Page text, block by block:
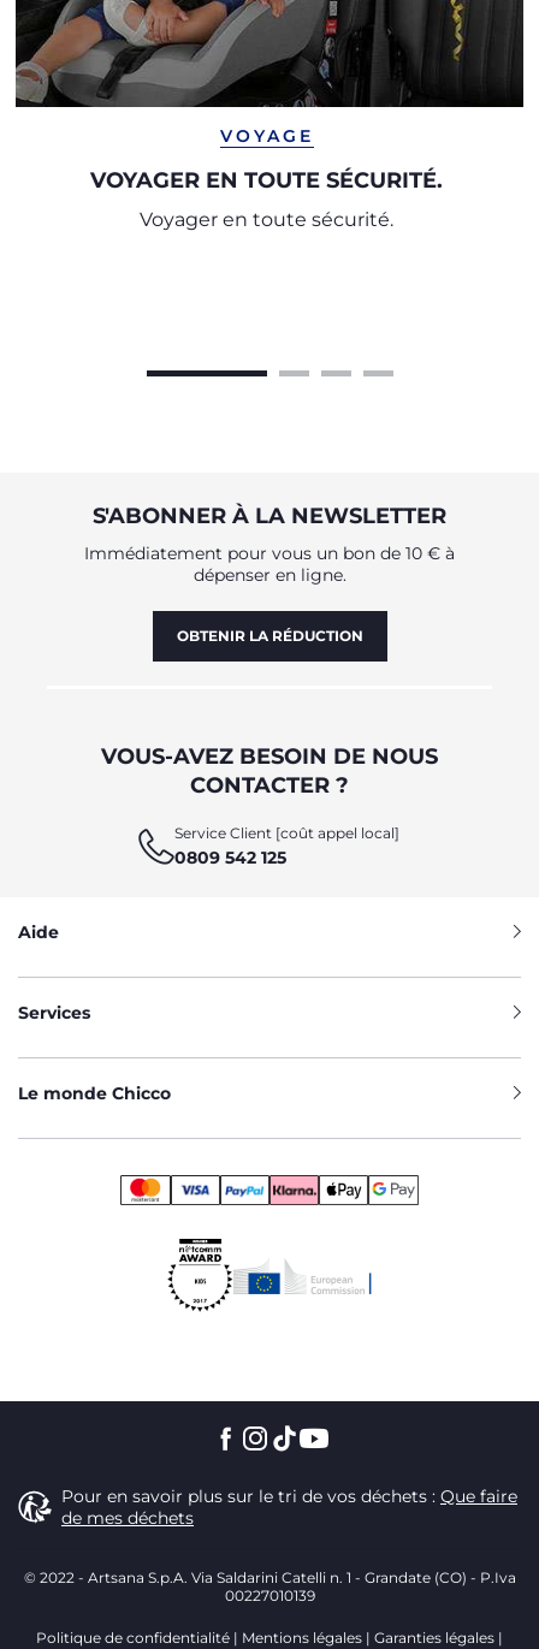
VOYAGE
VOYAGER EN TOUTE SÉCURITÉ.
Voyager en toute sécurité.
S'ABONNER À LA NEWSLETTER
Immédiatement pour vous un bon de 10 € à
dépenser en ligne.
OBTENIR LA RÉDUCTION
VOUS-AVEZ BESOIN DE NOUS
CONTACTER ?
Service Client [coût appel local]
0809 542 125
Aide
Services
Le monde Chicco
Pour en savoir plus sur le tri de vos déchets : Que faire
de mes déchets
© 2022 - Artsana S.p.A. Via Saldarini Catelli n. 1 - Grandate (CO) - P.Iva
00227010139
Politique de confidentialité Mentions légales
Garanties légales